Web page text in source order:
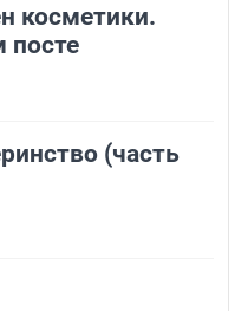
косметики.
посте
(часть